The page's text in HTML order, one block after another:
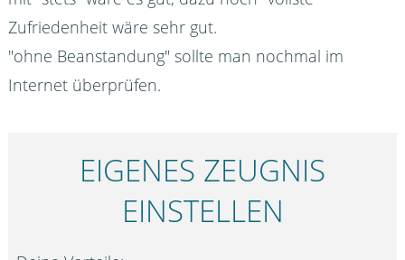
Zufriedenheit wäre sehr gut.
"ohne Beanstandung" sollte man nochmal im
Internet überprüfen.
EIGENES ZEUGNIS
EINSTELLEN